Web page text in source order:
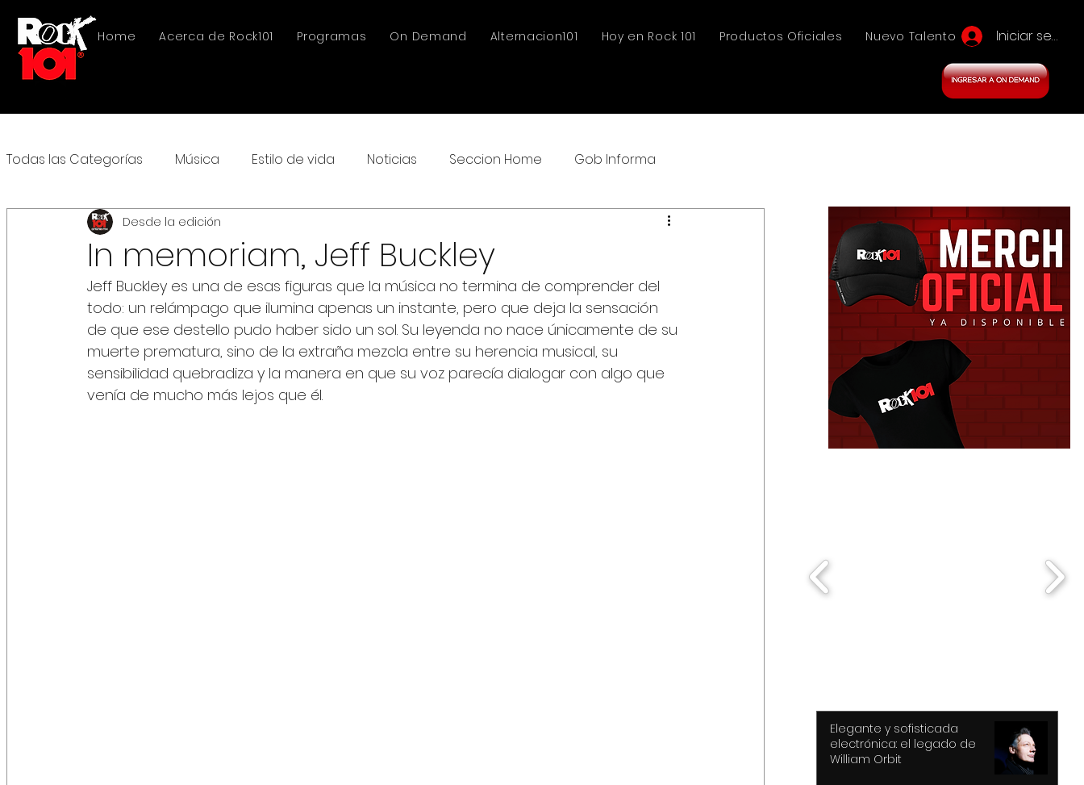
Home Acerca de Rock101 Programas On Demand Alternacion101 Hoy en Rock 101 Productos Oficiales Nuevo Talento Iniciar sesión
Todas las Categorías Música Estilo de vida Noticias Seccion Home Gob Informa
In memoriam, Jeff Buckley
Desde la edición
Jeff Buckley es una de esas figuras que la música no termina de comprender del
todo: un relámpago que ilumina apenas un instante, pero que deja la sensación
de que ese destello pudo haber sido un sol. Su leyenda no nace únicamente de su
muerte prematura, sino de la extraña mezcla entre su herencia musical, su
sensibilidad quebradiza y la manera en que su voz parecía dialogar con algo que
venía de mucho más lejos que él.
Elegante y sofisticada
electrónica: el legado de
William Orbit